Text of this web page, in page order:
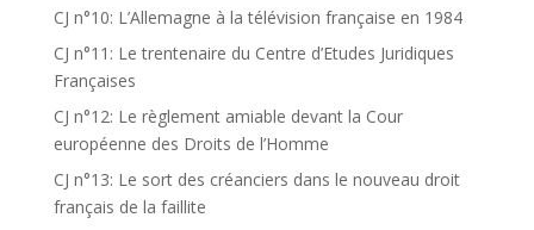
CJ n°10: L’Allemagne à la télévision française en 1984
CJ n°11: Le trentenaire du Centre d’Etudes Juridiques
Françaises
CJ n°12: Le règlement amiable devant la Cour
européenne des Droits de l’Homme
CJ n°13: Le sort des créanciers dans le nouveau droit
français de la faillite